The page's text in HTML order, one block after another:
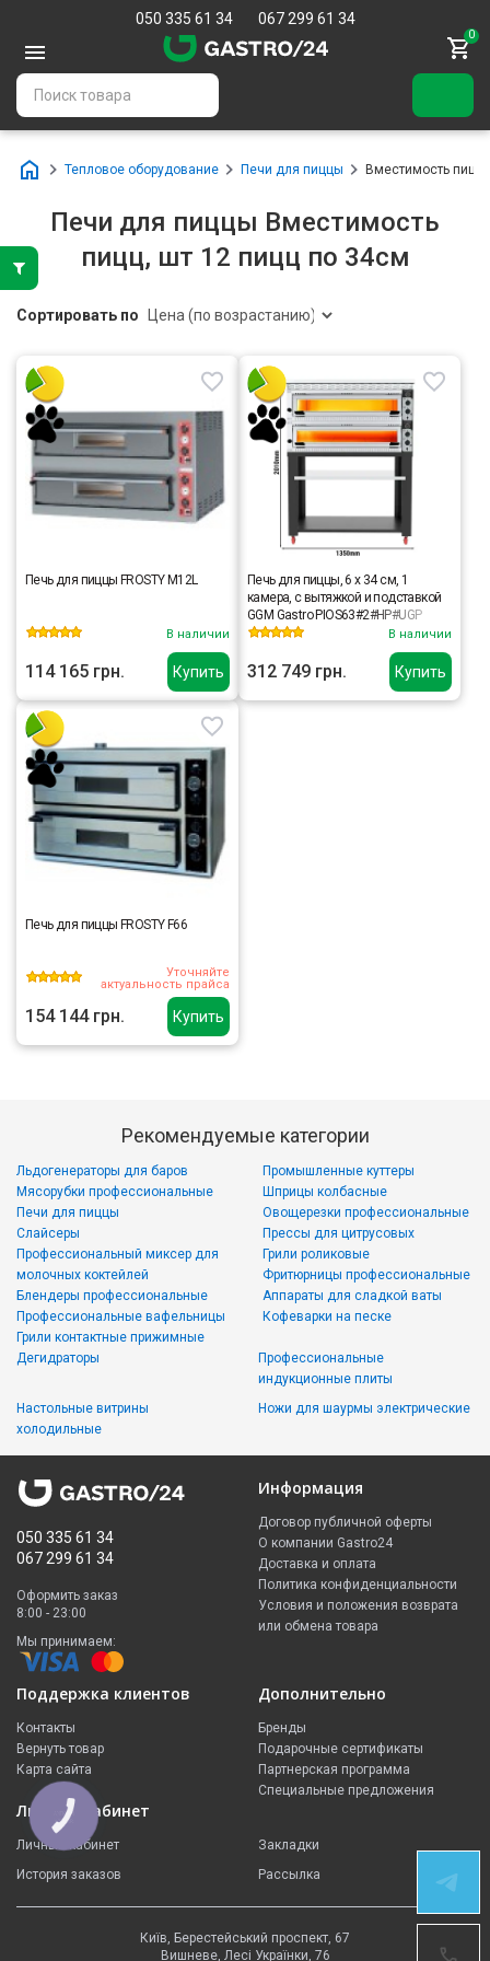
050 335 61 34 067 299 61 34
0
Тепловое оборудование Печи для пиццы Вместимость
Печи для пиццы Вместимость
пицц, шт 12 пицц по 34см
Сортировать по
Купить
Печь для пиццы FROSTY M12L
В наличии
114 165 грн. Купить
Печь для пиццы, 6 х 34 см, 1
камера, с вытяжкой и подставкой
GGM Gastro PIOS63#2#HP#UGP
В наличии
312 749 грн.
Купить
Печь для пиццы FROSTY F66
Уточняйте
актуальность прайса
154 144 грн.
Рекомендуемые категории
Льдогенераторы для баров
Мясорубки профессиональные
Печи для пиццы
Слайсеры
Промышленные куттеры
Шприцы колбасные
Овощерезки профессиональные
Прессы для цитрусовых
Профессиональный миксер для
молочных коктейлей
Блендеры профессиональные
Профессиональные вафельницы
Грили контактные прижимные
Грили роликовые
Фритюрницы профессиональные
Аппараты для сладкой ваты
Кофеварки на песке
Дегидраторы
Настольные витрины
холодильные
Профессиональные
индукционные плиты
Ножи для шаурмы электрические
050 335 61 34
067 299 61 34
Оформить заказ
8:00 - 23:00
Мы принимаем:
Информация
Договор публичной оферты
О компании Gastro24
Доставка и оплата
Политика конфиденциальности
Условия и положения возврата
или обмена товара
Поддержка клиентов
Контакты
Вернуть товар
Карта сайта
Дополнительно
Бренды
Подарочные сертификаты
Партнерская программа
Специальные предложения
Личный кабинет
Личный кабинет
История заказов
Закладки
Рассылка
Київ, Берестейський проспект, 67
Вишневе, Лесі Українки, 76
КНОПКА
ЗВ'ЯЗКУ